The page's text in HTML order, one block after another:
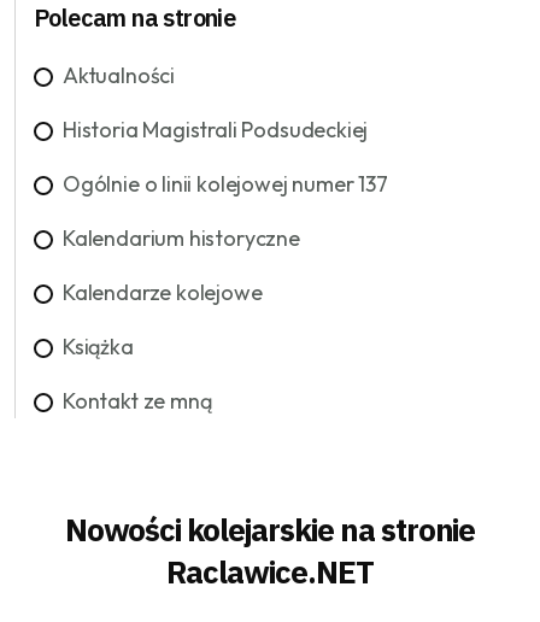
Polecam na stronie
Aktualności
Historia Magistrali Podsudeckiej
Ogólnie o linii kolejowej numer 137
Kalendarium historyczne
Kalendarze kolejowe
Książka
Kontakt ze mną
Nowości kolejarskie na stronie
Raclawice.NET